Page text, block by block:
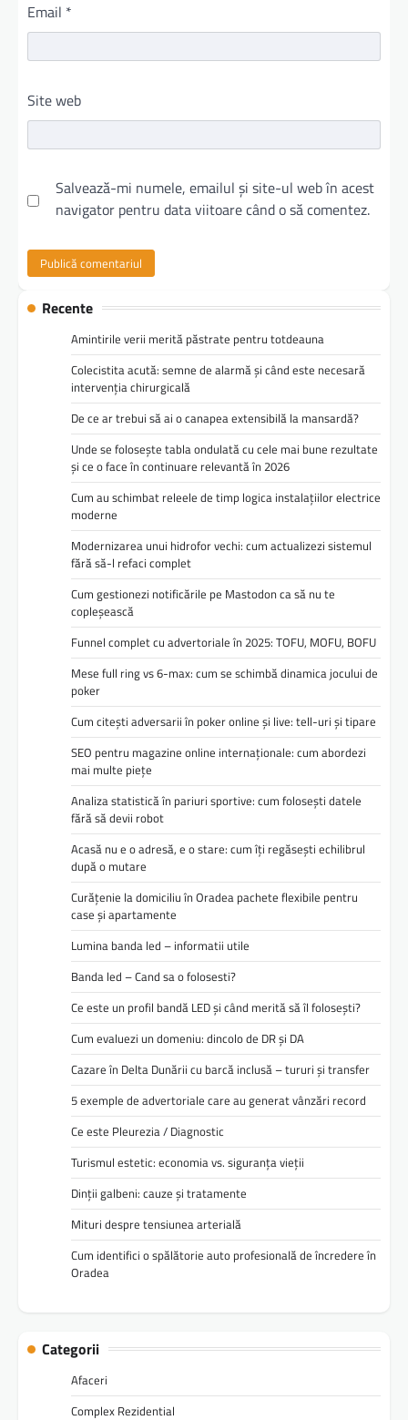
Email *
Site web
Salvează-mi numele, emailul și site-ul web în acest
navigator pentru data viitoare când o să comentez.
Recente
Amintirile verii merită păstrate pentru totdeauna
Colecistita acută: semne de alarmă și când este necesară
intervenția chirurgicală
De ce ar trebui să ai o canapea extensibilă la mansardă?
Unde se folosește tabla ondulată cu cele mai bune rezultate
și ce o face în continuare relevantă în 2026
Cum au schimbat releele de timp logica instalațiilor electrice
moderne
Modernizarea unui hidrofor vechi: cum actualizezi sistemul
fără să-l refaci complet
Cum gestionezi notificările pe Mastodon ca să nu te
copleșească
Funnel complet cu advertoriale în 2025: TOFU, MOFU, BOFU
Mese full ring vs 6-max: cum se schimbă dinamica jocului de
poker
Cum citești adversarii în poker online și live: tell-uri și tipare
SEO pentru magazine online internaționale: cum abordezi
mai multe piețe
Analiza statistică în pariuri sportive: cum folosești datele
fără să devii robot
Acasă nu e o adresă, e o stare: cum îți regăsești echilibrul
după o mutare
Curățenie la domiciliu în Oradea pachete flexibile pentru
case și apartamente
Lumina banda led – informatii utile
Banda led – Cand sa o folosesti?
Ce este un profil bandă LED și când merită să îl folosești?
Cum evaluezi un domeniu: dincolo de DR și DA
Cazare în Delta Dunării cu barcă inclusă – tururi și transfer
5 exemple de advertoriale care au generat vânzări record
Ce este Pleurezia / Diagnostic
Turismul estetic: economia vs. siguranța vieții
Dinții galbeni: cauze și tratamente
Mituri despre tensiunea arterială
Cum identifici o spălătorie auto profesională de încredere în
Oradea
Categorii
Afaceri
Complex Rezidential